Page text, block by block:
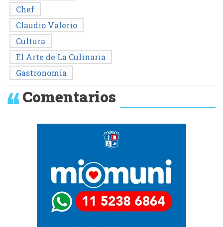
Chef
Claudio Valerio
Cultura
El Arte de La Culinaria
Gastronomía
Comentarios